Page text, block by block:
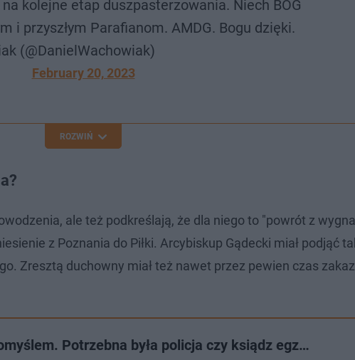
kolejne etap duszpasterzowania. Niech BÓG
i przyszłym Parafianom. AMDG. Bogu dzięki.
(@DanielWachowiak)
February 20, 2023
ROZWIŃ
ale też podkreślają, że dla niego to "powrót z
z Poznania do Piłki. Arcybiskup Gądecki miał podjąć
Zresztą duchowny miał też nawet przez pewien czas zakaz
Potrzebna była policja czy ksiądz egz…